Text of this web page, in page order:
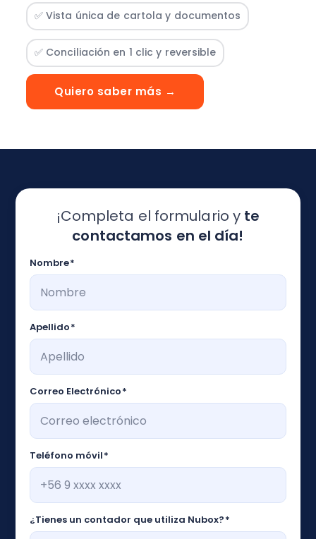
✅ Vista única de cartola y documentos
✅ Conciliación en 1 clic y reversible
Quiero saber más →
¡Completa el formulario y te
contactamos en el día!
Nombre*
Apellido*
Correo Electrónico*
Teléfono móvil*
¿Tienes un contador que utiliza Nubox?*